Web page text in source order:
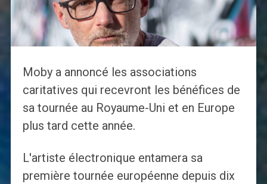
Moby a annoncé les associations
caritatives qui recevront les bénéfices de
sa tournée au Royaume-Uni et en Europe
plus tard cette année.
L'artiste électronique entamera sa
première tournée européenne depuis dix